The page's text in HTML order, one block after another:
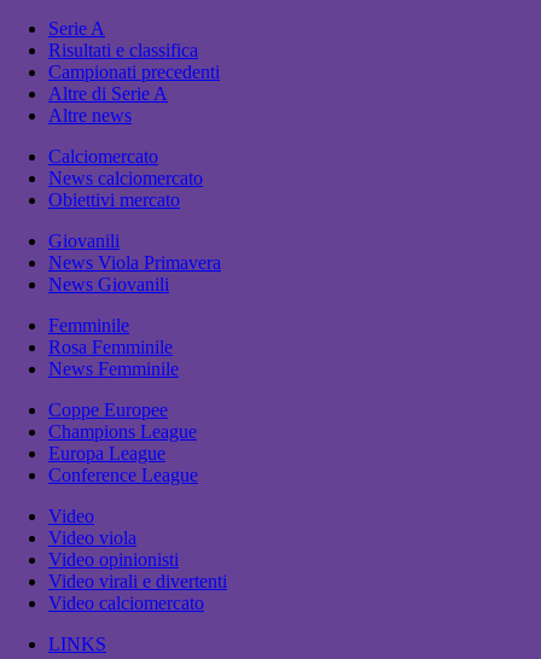
Serie A
Risultati e classifica
Campionati precedenti
Altre di Serie A
Altre news
Calciomercato
News calciomercato
Obiettivi mercato
Giovanili
News Viola Primavera
News Giovanili
Femminile
Rosa Femminile
News Femminile
Coppe Europee
Champions League
Europa League
Conference League
Video
Video viola
Video opinionisti
Video virali e divertenti
Video calciomercato
LINKS